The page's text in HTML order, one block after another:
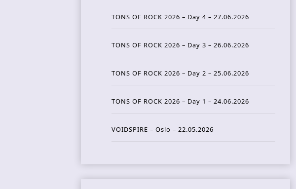
TONS OF ROCK 2026 – Day 4 – 27.06.2026
TONS OF ROCK 2026 – Day 3 – 26.06.2026
TONS OF ROCK 2026 – Day 2 – 25.06.2026
TONS OF ROCK 2026 – Day 1 – 24.06.2026
VOIDSPIRE – Oslo – 22.05.2026